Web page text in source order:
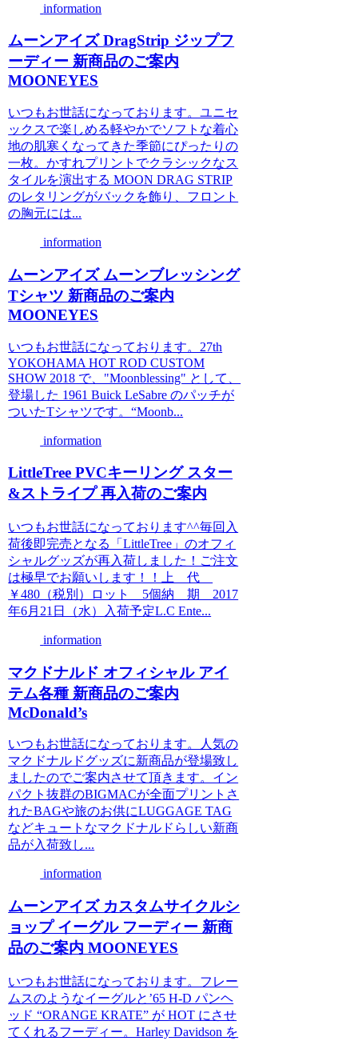
information
ムーンアイズ DragStrip ジップフ
ーディー 新商品のご案内
MOONEYES
いつもお世話になっております。ユニセ
ックスで楽しめる軽やかでソフトな着心
地の肌寒くなってきた季節にぴったりの
一枚。かすれプリントでクラシックなス
タイルを演出する MOON DRAG STRIP
のレタリングがバックを飾り、フロント
の胸元には...
information
ムーンアイズ ムーンブレッシング
Tシャツ 新商品のご案内
MOONEYES
いつもお世話になっております。27th
YOKOHAMA HOT ROD CUSTOM
SHOW 2018 で、"Moonblessing" として、
登場した 1961 Buick LeSabre のパッチが
ついたTシャツです。“Moonb...
information
LittleTree PVCキーリング スター
&ストライプ 再入荷のご案内
いつもお世話になっております^^毎回入
荷後即完売となる「LittleTree」のオフィ
シャルグッズが再入荷しました！ご注文
は極早でお願いします！！上 代
￥480（税別）ロット 5個納 期 2017
年6月21日（水）入荷予定L.C Ente...
information
マクドナルド オフィシャル アイ
テム各種 新商品のご案内
McDonald’s
いつもお世話になっております。人気の
マクドナルドグッズに新商品が登場致し
ましたのでご案内させて頂きます。イン
パクト抜群のBIGMACが全面プリントさ
れたBAGや旅のお供にLUGGAGE TAG
などキュートなマクドナルドらしい新商
品が入荷致し...
information
ムーンアイズ カスタムサイクルシ
ョップ イーグル フーディー 新商
品のご案内 MOONEYES
いつもお世話になっております。フレー
ムスのようなイーグルと’65 H-D パンヘ
ッド “ORANGE KRATE” が HOT にさせ
てくれるフーディー。Harley Davidson を